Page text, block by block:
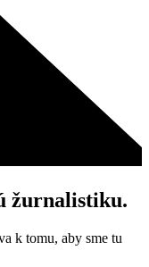
žurnalistiku.
k tomu, aby sme tu